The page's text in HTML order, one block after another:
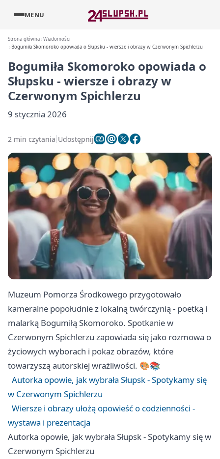
MENU
Strona główna Wiadomości
Bogumiła Skomoroko opowiada o Słupsku - wiersze i obrazy w Czerwonym Spichlerzu
Bogumiła Skomoroko opowiada o
Słupsku - wiersze i obrazy w
Czerwonym Spichlerzu
9 stycznia 2026
2 min czytania Udostępnij
Muzeum Pomorza Środkowego przygotowało
kameralne popołudnie z lokalną twórczynią - poetką i
malarką Bogumiłą Skomoroko. Spotkanie w
Czerwonym Spichlerzu zapowiada się jako rozmowa o
życiowych wyborach i pokaz obrazów, które
towarzyszą autorskiej wrażliwości. 🎨📚
Autorka opowie, jak wybrała Słupsk - Spotykamy się
w Czerwonym Spichlerzu
Wiersze i obrazy ułożą opowieść o codzienności -
wystawa i prezentacja
Autorka opowie, jak wybrała Słupsk - Spotykamy się w
Czerwonym Spichlerzu